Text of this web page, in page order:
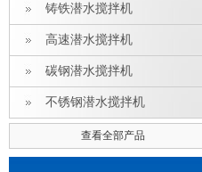
铸铁潜水搅拌机
高速潜水搅拌机
碳钢潜水搅拌机
不锈钢潜水搅拌机
查看全部产品